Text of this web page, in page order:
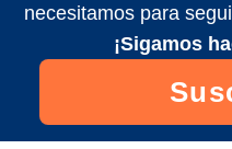
necesitamos para
¡Sigamos